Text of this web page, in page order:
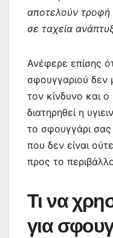
αποτελούν τροφή
σε ταχεία
Ανέφερε επίσης
σφουγγαριού δεν
τον κίνδυνο και
διατηρηθεί η
το σφουγγάρι σας
που δεν είναι
προς το
Τι να
για